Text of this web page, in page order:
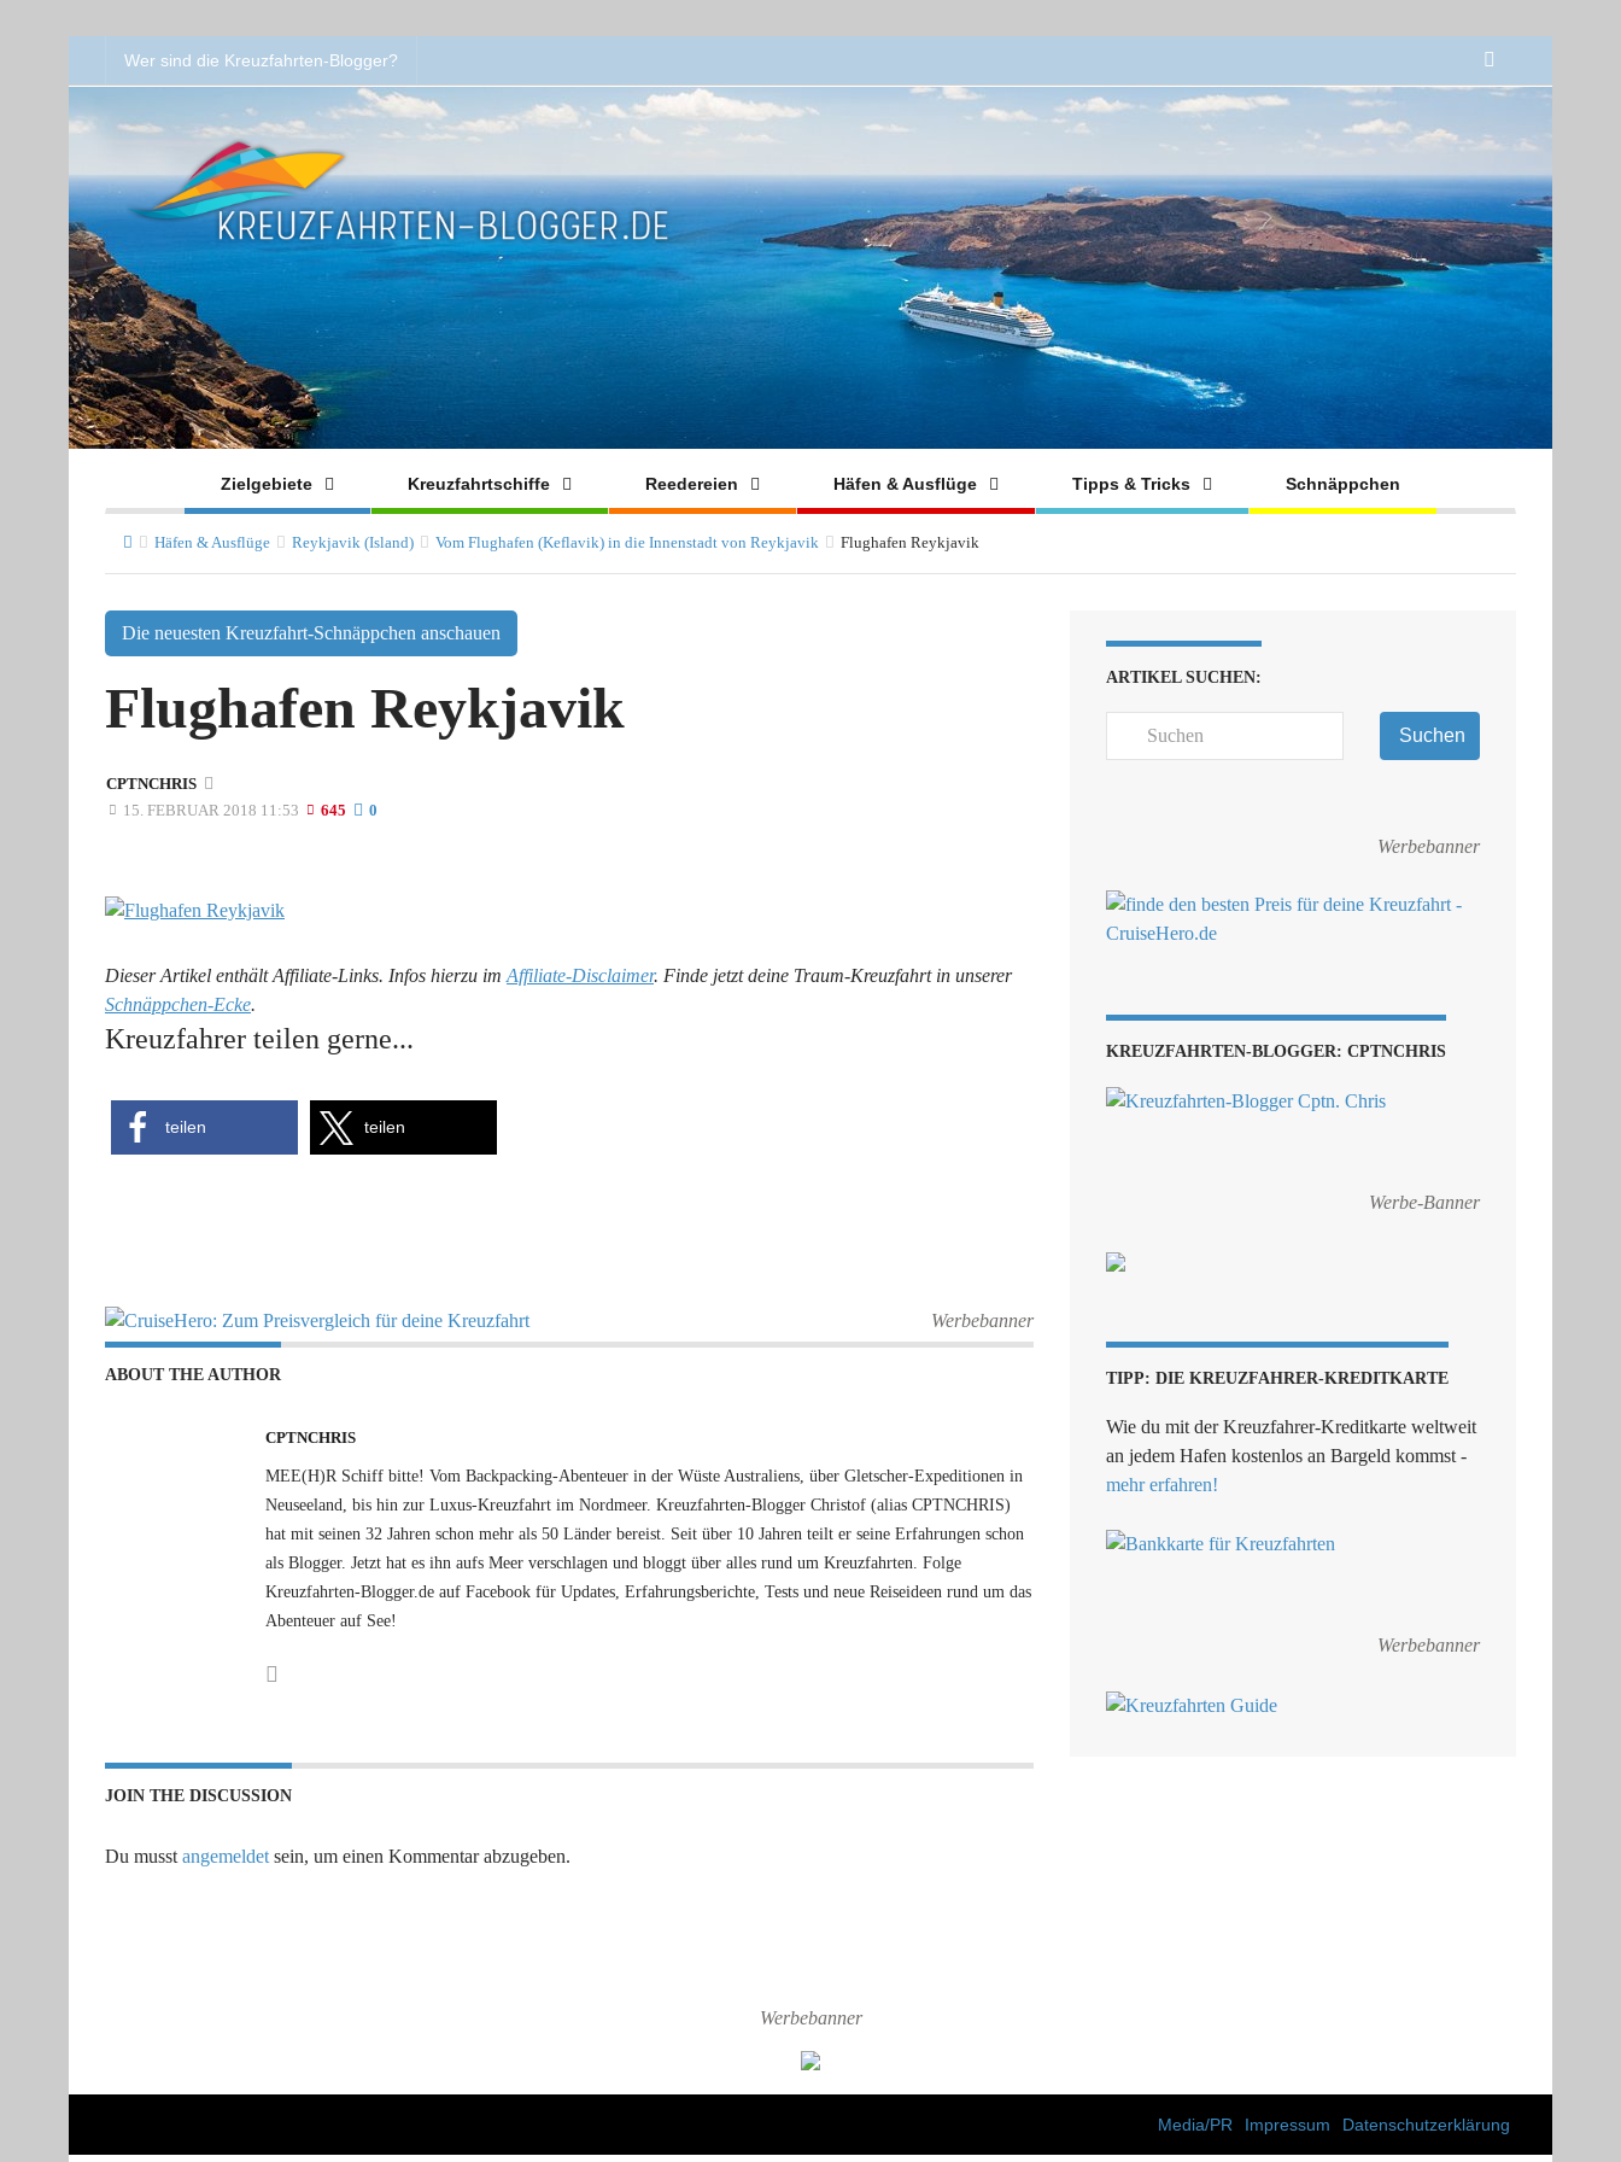
Wer sind die Kreuzfahrten-Blogger?
Zielgebiete Kreuzfahrtschiffe Reedereien Häfen & Ausflüge Tipps & Tricks Schnäppchen
Häfen & Ausflüge Reykjavik (Island) Vom Flughafen (Keflavik) in die Innenstadt von Reykjavik Flughafen Reykjavik
Die neuesten Kreuzfahrt-Schnäppchen anschauen
Flughafen Reykjavik
CPTNCHRIS
15. FEBRUAR 2018 11:53
645 0
Dieser Artikel enthält Affiliate-Links. Infos hierzu im Affiliate-Disclaimer. Finde jetzt deine Traum-Kreuzfahrt in unserer
Schnäppchen-Ecke.
Kreuzfahrer teilen gerne...
teilen teilen
Werbebanner
ABOUT THE AUTHOR
CPTNCHRIS
MEE(H)R Schiff bitte! Vom Backpacking-Abenteuer in der Wüste Australiens, über Gletscher-Expeditionen in
Neuseeland, bis hin zur Luxus-Kreuzfahrt im Nordmeer. Kreuzfahrten-Blogger Christof (alias CPTNCHRIS)
hat mit seinen 32 Jahren schon mehr als 50 Länder bereist. Seit über 10 Jahren teilt er seine Erfahrungen schon
als Blogger. Jetzt hat es ihn aufs Meer verschlagen und bloggt über alles rund um Kreuzfahrten. Folge
Kreuzfahrten-Blogger.de auf Facebook für Updates, Erfahrungsberichte, Tests und neue Reiseideen rund um das
Abenteuer auf See!
JOIN THE DISCUSSION
Du musst angemeldet sein, um einen Kommentar abzugeben.
ARTIKEL SUCHEN:
Suchen
Werbebanner
KREUZFAHRTEN-BLOGGER: CPTNCHRIS
Werbe-Banner
TIPP: DIE KREUZFAHRER-KREDITKARTE
Wie du mit der Kreuzfahrer-Kreditkarte weltweit
an jedem Hafen kostenlos an Bargeld kommst -
mehr erfahren!
Werbebanner
Werbebanner
Media/PR Impressum Datenschutzerklärung